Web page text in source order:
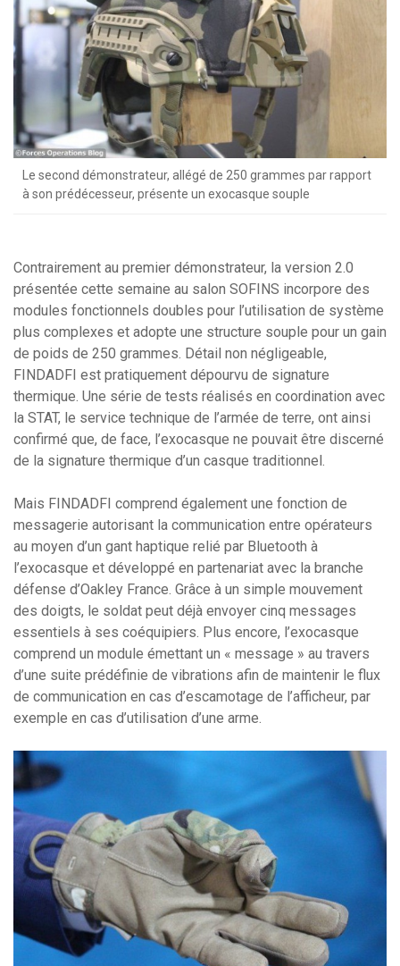
Le second démonstrateur, allégé de 250 grammes par rapport
à son prédécesseur, présente un exocasque souple
Contrairement au premier démonstrateur, la version 2.0
présentée cette semaine au salon SOFINS incorpore des
modules fonctionnels doubles pour l’utilisation de système
plus complexes et adopte une structure souple pour un gain
de poids de 250 grammes. Détail non négligeable,
FINDADFI est pratiquement dépourvu de signature
thermique. Une série de tests réalisés en coordination avec
la STAT, le service technique de l’armée de terre, ont ainsi
confirmé que, de face, l’exocasque ne pouvait être discerné
de la signature thermique d’un casque traditionnel.
Mais FINDADFI comprend également une fonction de
messagerie autorisant la communication entre opérateurs
au moyen d’un gant haptique relié par Bluetooth à
l’exocasque et développé en partenariat avec la branche
défense d’Oakley France. Grâce à un simple mouvement
des doigts, le soldat peut déjà envoyer cinq messages
essentiels à ses coéquipiers. Plus encore, l’exocasque
comprend un module émettant un « message » au travers
d’une suite prédéfinie de vibrations afin de maintenir le flux
de communication en cas d’escamotage de l’afficheur, par
exemple en cas d’utilisation d’une arme.